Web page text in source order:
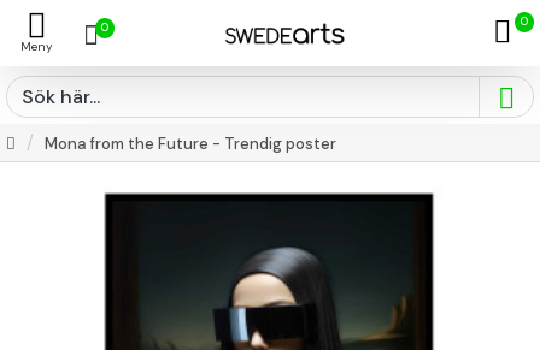
0 0
Mona from the Future - Trendig poster